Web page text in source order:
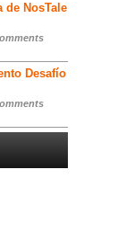
de NosTale
Desafío